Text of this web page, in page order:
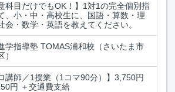
科目だけでもOK！】1対1の完全個別指
、小・中・高校生に、国語・算数・理
会・数学・英語を教えてください。
学指導塾 TOMAS浦和校（さいたま市
）
講師／1授業（1コマ90分）】3,750円
円 ＋交通費支給